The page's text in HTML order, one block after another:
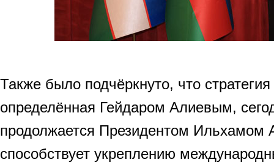
Также было подчёркнуто, что
определённая Гейдаром Алиевым,
продолжается Президентом Ильхамом
способствует укреплению